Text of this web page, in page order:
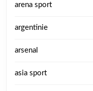
arena sport
argentinie
arsenal
asia sport